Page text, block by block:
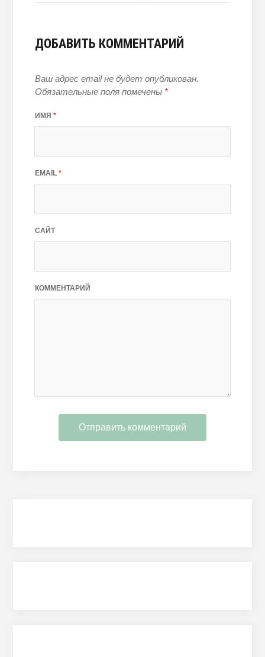
ДОБАВИТЬ КОММЕНТАРИЙ
Ваш адрес email не будет опубликован.
Обязательные поля помечены *
ИМЯ *
EMAIL *
САЙТ
КОММЕНТАРИЙ